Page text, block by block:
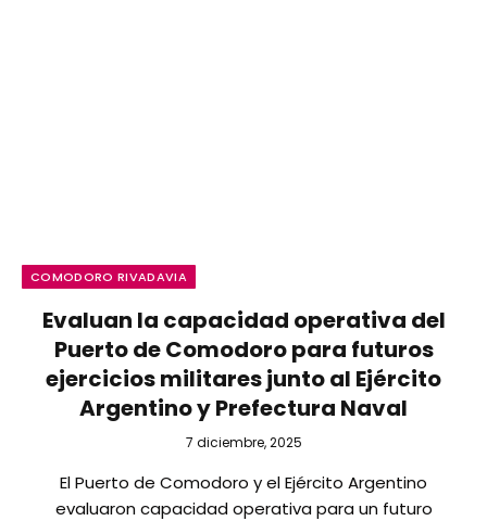
COMODORO RIVADAVIA
Evaluan la capacidad operativa del
Puerto de Comodoro para futuros
ejercicios militares junto al Ejército
Argentino y Prefectura Naval
7 diciembre, 2025
El Puerto de Comodoro y el Ejército Argentino
evaluaron capacidad operativa para un futuro